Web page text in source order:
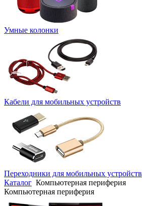
Умные колонки
Кабели для мобильных устройств
Переходники для мобильных устройств
Каталог Компьютерная периферия
Компьютерная периферия